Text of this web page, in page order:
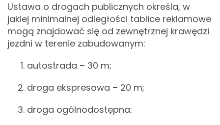
Ustawa o drogach publicznych określa, w
jakiej minimalnej odległości tablice reklamowe
mogą znajdować się od zewnętrznej krawędzi
jezdni w terenie zabudowanym:
autostrada – 30 m;
droga ekspresowa – 20 m;
droga ogólnodostępna: